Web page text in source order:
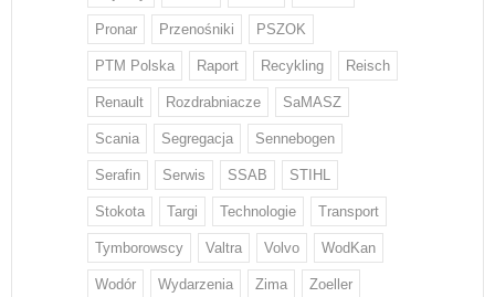
Pronar Przenośniki PSZOK
PTM Polska Raport Recykling Reisch
Renault Rozdrabniacze SaMASZ
Scania Segregacja Sennebogen
Serafin Serwis SSAB STIHL
Stokota Targi Technologie Transport
Tymborowscy Valtra Volvo WodKan
Wodór Wydarzenia Zima Zoeller